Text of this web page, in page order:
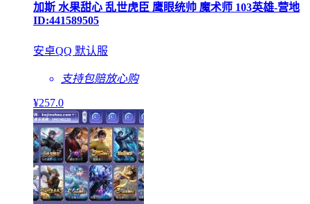
加斯 水果甜心 乱世虎臣 鹰眼统帅 魔术师 103英雄-营地
ID:441589505
安卓QQ 默认服
支持包赔放心购
¥257.0